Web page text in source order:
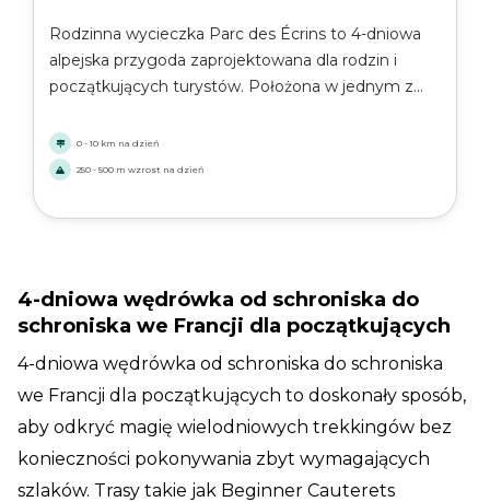
Rodzinna wycieczka Parc des Écrins to 4-dniowa
alpejska przygoda zaprojektowana dla rodzin i
początkujących turystów. Położona w jednym z
łączy łagodne szlaki górskie, zielone doliny i
zapierające dech w piersiach widoki na lodowce i
wprowadzić dzieci w magię wędrówek po Alpach.
0 - 10 km na dzień
250 - 500 m wzrost na dzień
4-dniowa wędrówka od schroniska do
schroniska we Francji dla początkujących
4-dniowa wędrówka od schroniska do schroniska
we Francji dla początkujących to doskonały sposób,
aby odkryć magię wielodniowych trekkingów bez
konieczności pokonywania zbyt wymagających
szlaków. Trasy takie jak Beginner Cauterets